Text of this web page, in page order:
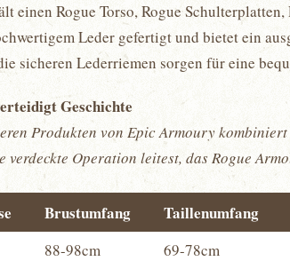
einen Rogue Torso, Rogue
Leder gefertigt und bietet ein
sicheren Lederriemen sorgen für eine
Geschichte
Produkten von Epic Armoury
verdeckte Operation leitest, das Rogue
Brustumfang Taillenumfang
88-98cm 69-78cm